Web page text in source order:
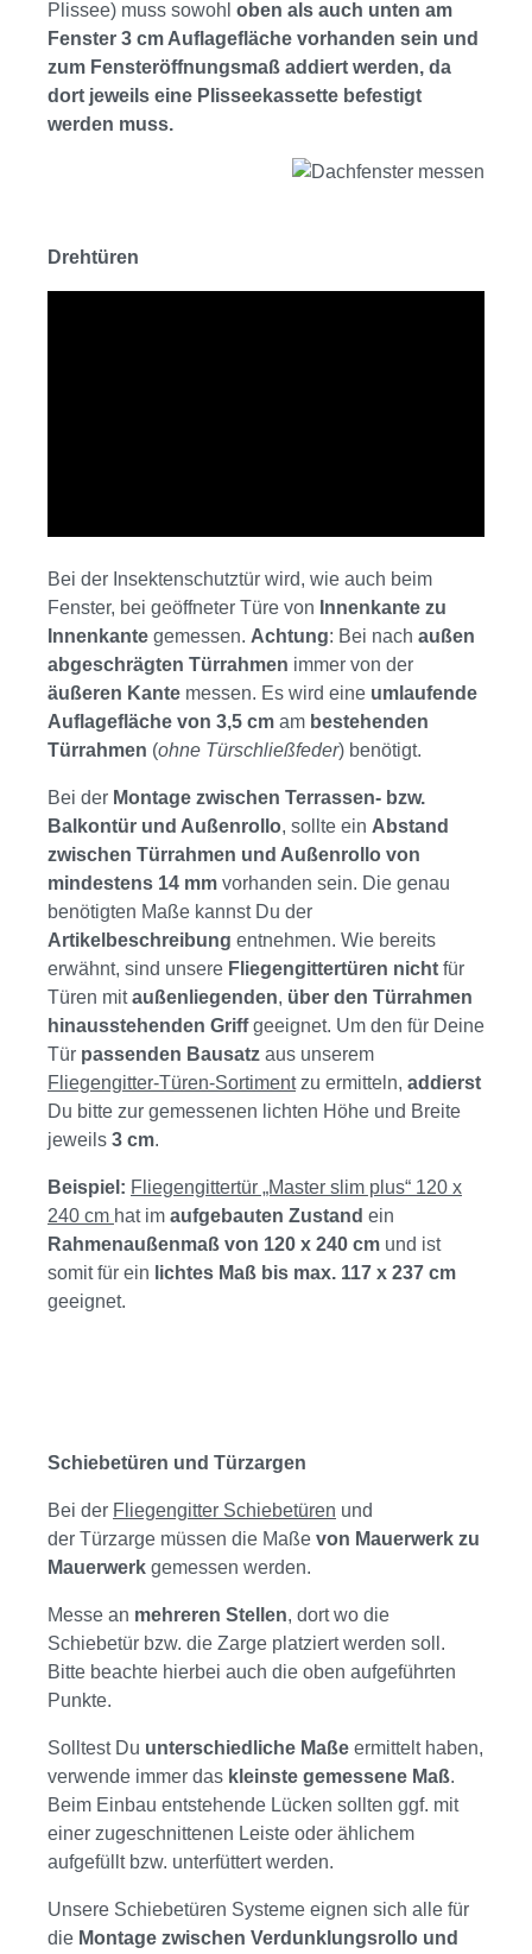
Plissee) muss sowohl oben als auch unten am
Fenster 3 cm Auflagefläche vorhanden sein und
zum Fensteröffnungsmaß addiert werden, da
dort jeweils eine Plisseekassette befestigt
werden muss.
Drehtüren
Bei der Insektenschutztür wird, wie auch beim
Fenster, bei geöffneter Türe von Innenkante zu
Innenkante gemessen. Achtung: Bei nach außen
abgeschrägten Türrahmen immer von der
äußeren Kante messen. Es wird eine umlaufende
Auflagefläche von 3,5 cm am bestehenden
Türrahmen (ohne Türschließfeder) benötigt.
Bei der Montage zwischen Terrassen- bzw.
Balkontür und Außenrollo, sollte ein Abstand
zwischen Türrahmen und Außenrollo von
mindestens 14 mm vorhanden sein. Die genau
benötigten Maße kannst Du der
Artikelbeschreibung entnehmen. Wie bereits
erwähnt, sind unsere Fliegengittertüren nicht für
Türen mitaußenliegenden, über den Türrahmen
hinausstehenden Griffgeeignet. Um den für Deine
Tür passenden Bausatz aus unserem
Fliegengitter-Türen-Sortimentzu ermitteln, addierst
Du bitte zur gemessenen lichten Höhe und Breite
jeweils 3 cm.
Beispiel: Fliegengittertür „Master slim plus“ 120 x
240 cm hat im aufgebauten Zustand ein
Rahmenaußenmaß von 120 x 240 cm und ist
somit für ein lichtes Maß bis max. 117 x 237 cm
geeignet.
Schiebetüren und Türzargen
Bei der Fliegengitter Schiebetüren und
der Türzarge müssen die Maße von Mauerwerk zu
Mauerwerk gemessen werden.
Messe an mehreren Stellen, dort wo die
Schiebetür bzw. die Zarge platziert werden soll.
Bitte beachte hierbei auch die oben aufgeführten
Punkte.
Solltest Du unterschiedliche Maße ermittelt haben,
verwende immer das kleinste gemessene Maß.
Beim Einbau entstehende Lücken sollten ggf. mit
einer zugeschnittenen Leiste oder ählichem
aufgefüllt bzw. unterfüttert werden.
Unsere Schiebetüren Systeme eignen sich alle für
die Montage zwischen Verdunklungsrollo und